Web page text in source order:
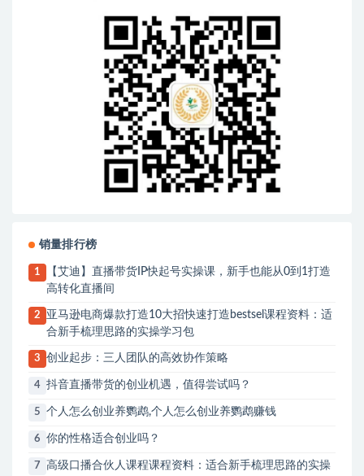
销量排行榜
1
【艾迪】直播带货IP快起号实操课，新手也能从0到1打造
高转化直播间
2
亚马逊电商爆款打造10大招快速打造bestsel课程资料：适
合新手梳理思路的实操学习包
3 创业起步：三人团队的高效协作策略
4 抖音直播带货的创业机遇，值得尝试吗？
5 个人怎么创业养鹦鹉,个人怎么创业养鹦鹉赚钱
6 你的性格适合创业吗？
7
高级口播合伙人课程课程资料：适合新手梳理思路的实操